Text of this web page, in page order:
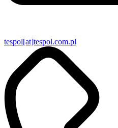
tespol[at]tespol.com.pl